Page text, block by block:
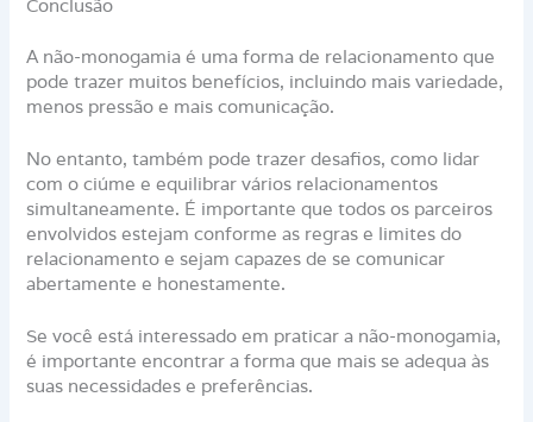
Conclusão
A não-monogamia é uma forma de relacionamento que
pode trazer muitos benefícios, incluindo mais variedade,
menos pressão e mais comunicação.
No entanto, também pode trazer desafios, como lidar
com o ciúme e equilibrar vários relacionamentos
simultaneamente. É importante que todos os parceiros
envolvidos estejam conforme as regras e limites do
relacionamento e sejam capazes de se comunicar
abertamente e honestamente.
Se você está interessado em praticar a não-monogamia,
é importante encontrar a forma que mais se adequa às
suas necessidades e preferências.